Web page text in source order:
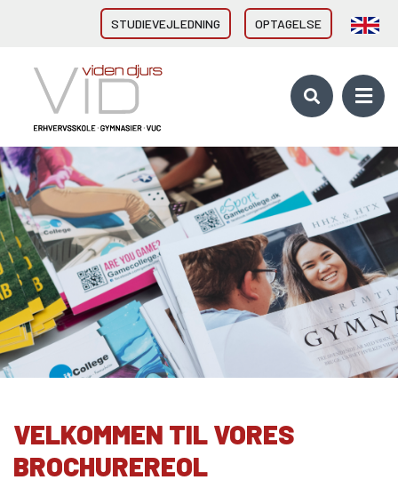
STUDIEVEJLEDNING OPTAGELSE
HHX Grenaa
HHX Rønde
HTX Grenaa
HF-enkeltfag - Grenaa, Hornslet
Brobygning/introforløb
VID ERHVERVSUDDANNELSER
Direkte fra 9/10. klasse
Erhvervsuddannelser (EUD, EUX)
Brobygning/introforløb
10. KLASSE
COLLEGE TILBUD
Kalø Økologisk Landbrugsskole
VELKOMMEN TIL VORES
BROCHUREREOL